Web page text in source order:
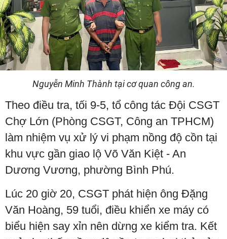
Nguyễn Minh Thành tại cơ quan công an.
Theo điều tra, tối 9-5, tổ công tác Đội CSGT
Chợ Lớn (Phòng CSGT, Công an TPHCM)
làm nhiệm vụ xử lý vi phạm nồng độ cồn tại
khu vực gần giao lộ Võ Văn Kiệt - An
Dương Vương, phường Bình Phú.
Lúc 20 giờ 20, CSGT phát hiện ông Đặng
Văn Hoàng, 59 tuổi, điều khiển xe máy có
biểu hiện say xỉn nên dừng xe kiểm tra. Kết